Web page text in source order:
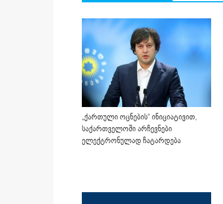
„ქართული ოცნების“ ინიციატივით,
საქართველოში არჩევნები
ელექტრონულად ჩატარდება